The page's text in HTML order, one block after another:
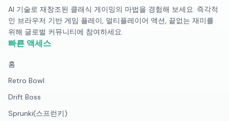
AI 기술로 재창조된 클래식 게이밍의 마법을 경험해 보세요. 즉각적
인 브라우저 기반 게임 플레이, 멀티플레이어 액션, 끝없는 재미를
위해 글로벌 커뮤니티에 참여하세요.
빠른 액세스
홈
Retro Bowl
Drift Boss
Sprunki(스프런키)